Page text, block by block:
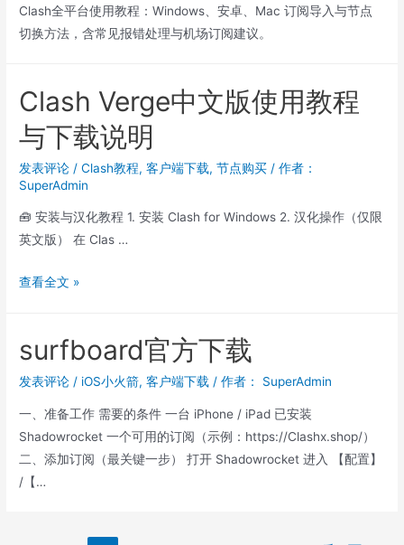
Clash全平台使用教程：Windows、安卓、Mac 订阅导入与节点
切换方法，含常见报错处理与机场订阅建议。
Clash Verge中文版使用教程
与下载说明
发表评论 /Clash教程,客户端下载,节点购买 / 作者：
SuperAdmin
🧰 安装与汉化教程 1. 安装 Clash for Windows 2. 汉化操作（仅限
英文版） 在 Clas …
Clash
文
用
教
程
与
查看全文 »
surfboard官方下载
发表评论 / iOS小火箭,客户端下载 / 作者： SuperAdmin
一、准备工作 需要的条件 一台 iPhone / iPad 已安装
Shadowrocket 一个可用的订阅（示例：https://Clashx.shop/）
二、添加订阅（最关键一步） 打开 Shadowrocket 进入 【配置】
/【…